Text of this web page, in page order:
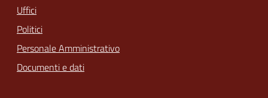
Uffici
Politici
Personale Amministrativo
Documenti e dati